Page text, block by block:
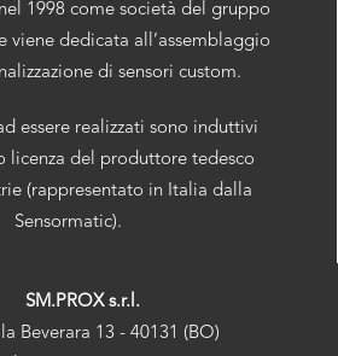
1998 come società del gruppo
viene dedicata all’assemblaggio
di sensori custom.
essere realizzati sono induttivi
licenza del produttore tedesco
(rappresentato in Italia dalla
Sensormatic).
SM.PROX s.r.l.
Beverara 13 - 40131 (BO)